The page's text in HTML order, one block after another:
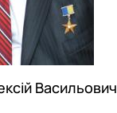
Васильович